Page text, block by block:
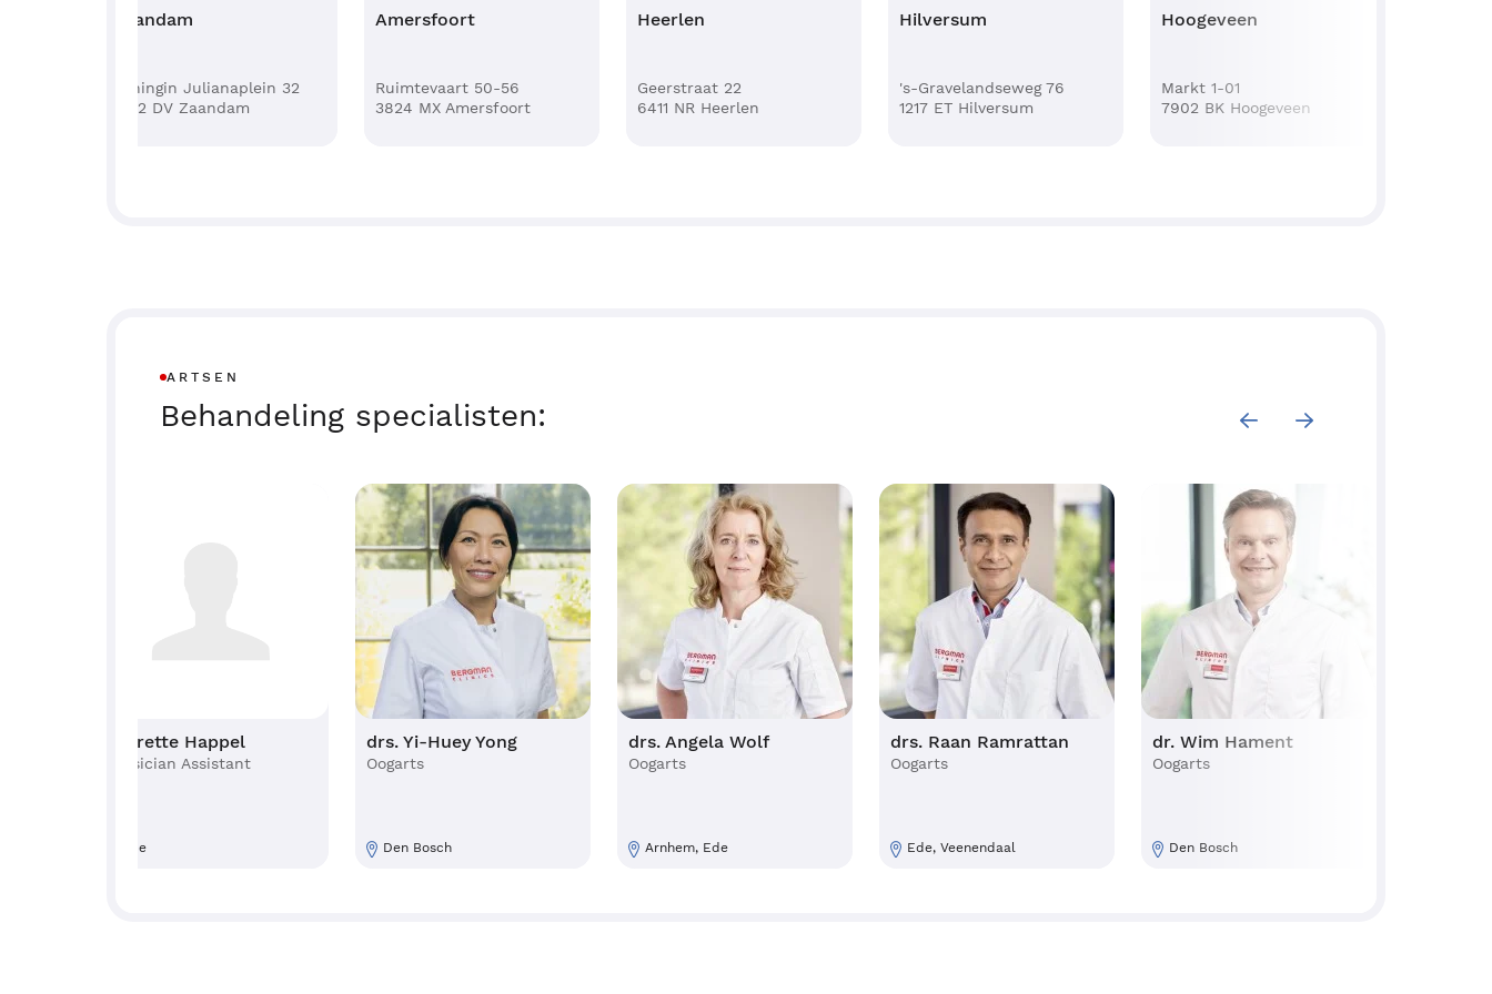
Zaandam
Koningin Julianaplein 32
1502 DV Zaandam
Amersfoort
Ruimtevaart 50-56
3824 MX Amersfoort
Heerlen
Geerstraat 22
6411 NR Heerlen
Hilversum
's-Gravelandseweg 76
1217 ET Hilversum
Hoogeveen
Markt 1-01
7902 BK Hoogeveen
ARTSEN
Behandeling specialisten:
Laurette Happel
Physician Assistant
drs. Yi-Huey Yong
Oogarts
Den Bosch
drs. Angela Wolf
Oogarts
Arnhem, Ede
drs. Raan Ramrattan
Oogarts
Ede, Veenendaal
dr. Wim Hament
Oogarts
Den Bosch